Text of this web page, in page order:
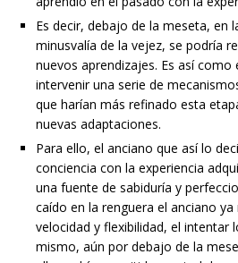
Es decir, debajo de la meseta, en
minusvalía de la vejez, se podría
nuevos aprendizajes. Es así como
intervenir una serie de
que harían más refinado esta
nuevas adaptaciones.
Para ello, el anciano que así lo
conciencia con la experiencia
una fuente de sabiduría y
caído en la renguera el anciano
velocidad y flexibilidad, el intentar
mismo, aún por debajo de la